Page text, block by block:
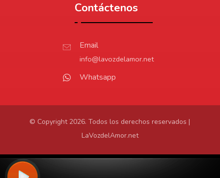
Contáctenos
Email
info@lavozdelamor.net
Whatsapp
© Copyright 2026. Todos los derechos reservados |
LaVozdelAmor.net
Protección de Datos